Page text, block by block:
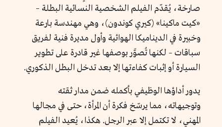
صارخة، يُقدّم الفيلم الشخصية النسائية البطلة –
«كيت ماكينا» (كيري كوندون)، وهي مهندسة بارعة
وخبيرة في الديناميكا الهوائية وأول مديرة فنية لفريق
سباقات – لكنها تُصوَّر بوصفها غير قادرة على تطوير
السيارة أو إثبات كفاءتها إلا بعد تدخل البطل الذكوري.
يدور أداؤها الوظيفي بأكمله ضمن مدار ثقته
وتوجيهاته، مما يرسّخ فكرة أن المرأة، حتى في مجالها
المهني، لا تكتمل إلا عبر الرجل. هكذا، يُعيد الفيلم